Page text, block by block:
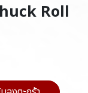
Roll